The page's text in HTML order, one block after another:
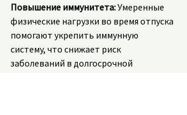
Повышение иммунитета: Умеренные
физические нагрузки во время отпуска
помогают укрепить иммунную
систему, что снижает риск
заболеваний в долгосрочной